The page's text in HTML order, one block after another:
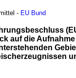
- EU Bund
auf die